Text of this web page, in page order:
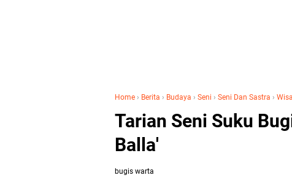
Home › Berita › Budaya › Seni › Seni Dan Sastra ›
Tarian Seni Suku
Balla'
bugis warta